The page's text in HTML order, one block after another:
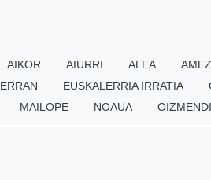
AIKOR AIURRI ALEA
ERRAN EUSKALERRIA IRRATIA
MAILOPE NOAUA